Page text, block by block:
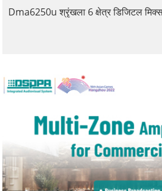
Dma6250u श्रृंखला 6 क्षेत्र डिजिटल